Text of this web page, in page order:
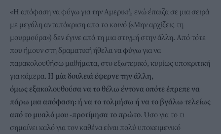
«Η απόφαση να φύγω για την Αμερική, ενώ έπαιζα σε μια σειρά
με μεγάλη ανταπόκριση απο το κοινό («Μην αρχίζεις τη
μουρμούρα») δεν έγινε από τη μια στιγμή στην άλλη. Από τότε
που ήμουν στη δραματική ήθελα να φύγω για να
παρακολουθήσω μαθήματα, στο εξωτερικό, κυρίως υποκριτική
για κάμερα. Η μία δουλειά έφερνε την άλλη,
όμως εξακολουθούσα να το θέλω έντονα οπότε έπρεπε να
πάρω μια απόφαση: ή να το τολμήσω ή να το βγάλω τελείως
από το μυαλό μου -προτίμησα το πρώτο. Όσο για το τι
σημαίνει καλό για τον καθένα είναι πολύ υποκειμενικό